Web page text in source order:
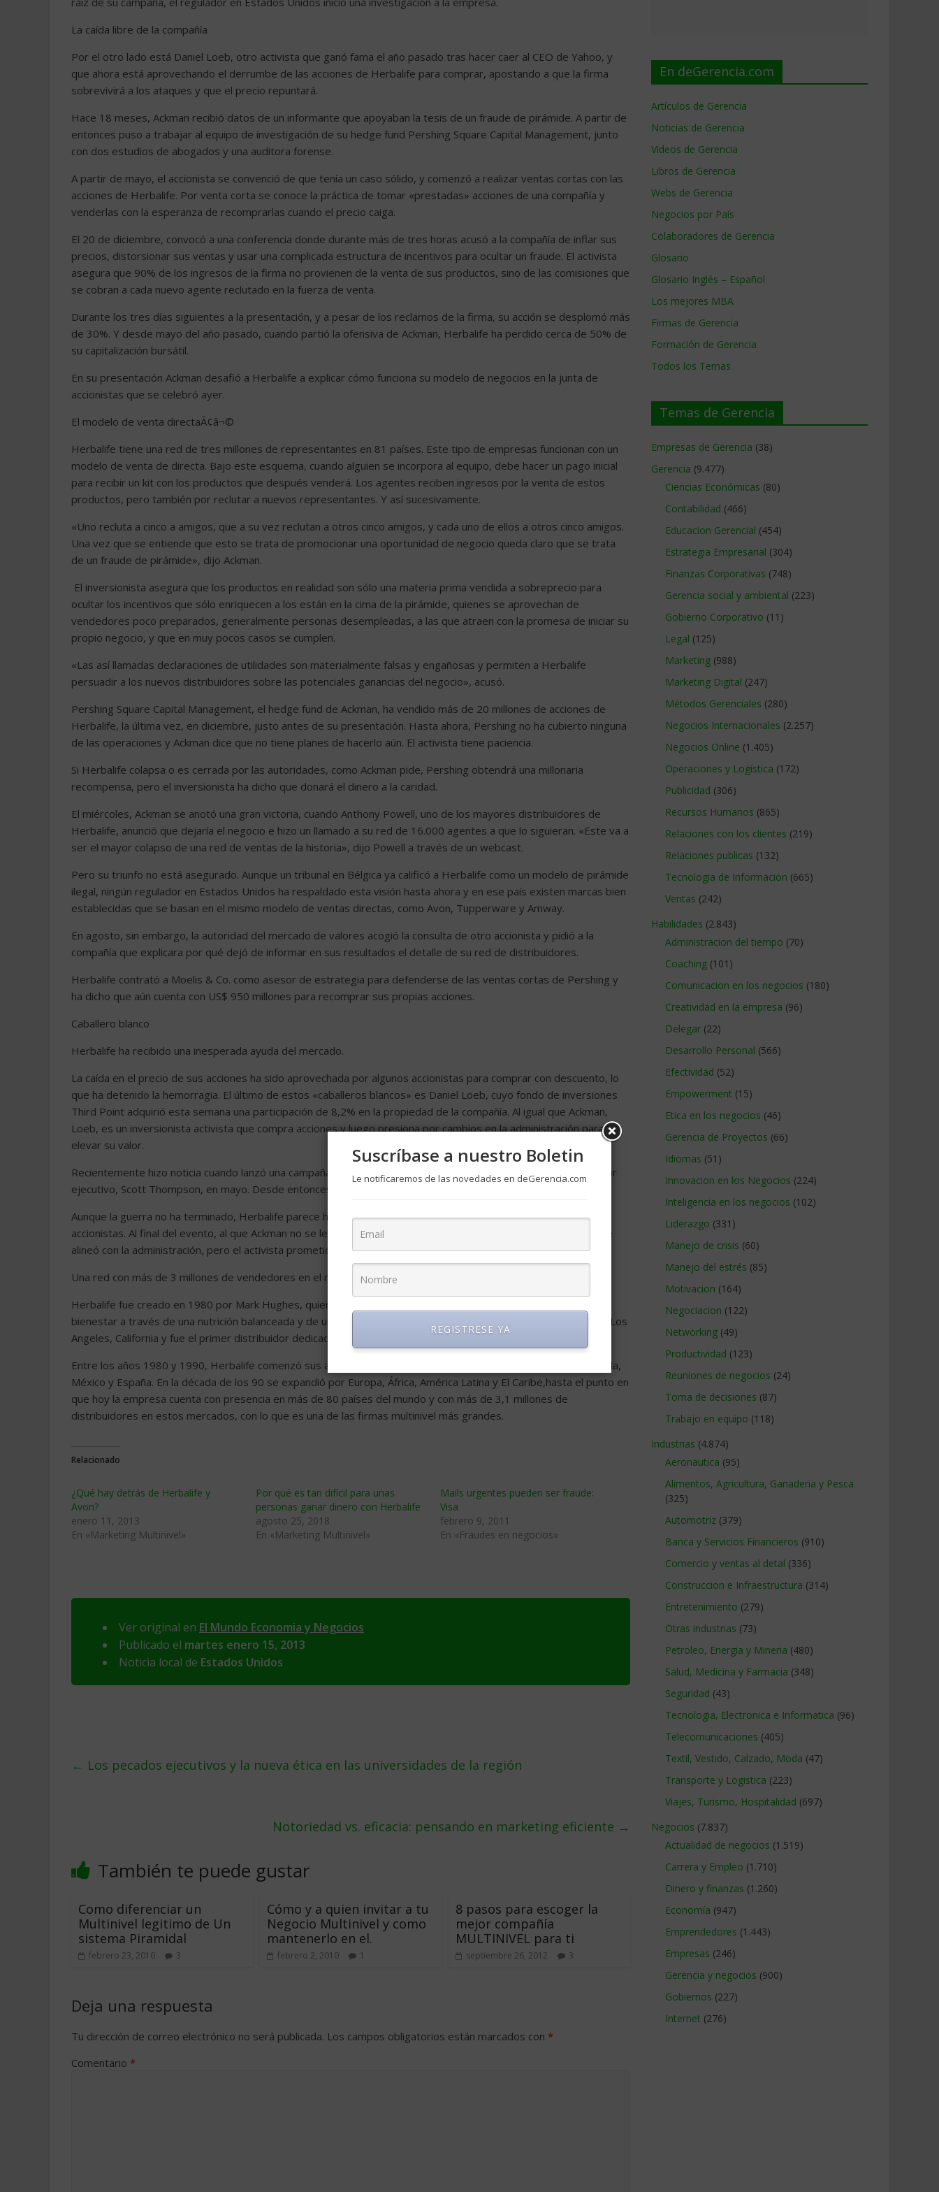
La caída libre de la compañía
Por el otro lado está Daniel Loeb, otro activista que ganó fama el año pasado tras hacer caer al CEO de Yahoo, y
que ahora está aprovechando el derrumbe de las acciones de Herbalife para comprar, apostando a que la firma
sobrevivirá a los ataques y que el precio repuntará.
Hace 18 meses, Ackman recibió datos de un informante que apoyaban la tesis de un fraude de pirámide. A partir de
entonces puso a trabajar al equipo de investigación de su hedge fund Pershing Square Capital Management, junto
con dos estudios de abogados y una auditora forense.
A partir de mayo, el accionista se convenció de que tenía un caso sólido, y comenzó a realizar ventas cortas con las
acciones de Herbalife. Por venta corta se conoce la práctica de tomar «prestadas» acciones de una compañía y
venderlas con la esperanza de recomprarlas cuando el precio caiga.
El 20 de diciembre, convocó a una conferencia donde durante más de tres horas acusó a la compañía de inflar sus
precios, distorsionar sus ventas y usar una complicada estructura de incentivos para ocultar un fraude. El activista
asegura que 90% de los ingresos de la firma no provienen de la venta de sus productos, sino de las comisiones que
se cobran a cada nuevo agente reclutado en la fuerza de venta.
Durante los tres días siguientes a la presentación, y a pesar de los reclamos de la firma, su acción se desplomó más
de 30%. Y desde mayo del año pasado, cuando partió la ofensiva de Ackman, Herbalife ha perdido cerca de 50% de
su capitalización bursátil.
En su presentación Ackman desafió a Herbalife a explicar cómo funciona su modelo de negocios en la junta de
accionistas que se celebró ayer.
El modelo de venta directaÃ¢â¬©
Herbalife tiene una red de tres millones de representantes en 81 países. Este tipo de empresas funcionan con un
modelo de venta de directa. Bajo este esquema, cuando alguien se incorpora al equipo, debe hacer un pago inicial
para recibir un kit con los productos que después venderá. Los agentes reciben ingresos por la venta de estos
productos, pero también por reclutar a nuevos representantes. Y así sucesivamente.
«Uno recluta a cinco a amigos, que a su vez reclutan a otros cinco amigos, y cada uno de ellos a otros cinco amigos.
Una vez que se entiende que esto se trata de promocionar una oportunidad de negocio queda claro que se trata
de un fraude de pirámide», dijo Ackman.
El inversionista asegura que los productos en realidad son sólo una materia prima vendida a sobreprecio para
ocultar los incentivos que sólo enriquecen a los están en la cima de la pirámide, quienes se aprovechan de
vendedores poco preparados, generalmente personas desempleadas, a las que atraen con la promesa de iniciar su
propio negocio, y que en muy pocos casos se cumplen.
«Las así llamadas declaraciones de utilidades son materialmente falsas y engañosas y permiten a Herbalife
persuadir a los nuevos distribuidores sobre las potenciales ganancias del negocio», acusó.
Pershing Square Capital Management, el hedge fund de Ackman, ha vendido más de 20 millones de acciones de
Herbalife, la última vez, en diciembre, justo antes de su presentación. Hasta ahora, Pershing no ha cubierto ninguna
de las operaciones y Ackman dice que no tiene planes de hacerlo aún. El activista tiene paciencia.
Si Herbalife colapsa o es cerrada por las autoridades, como Ackman pide, Pershing obtendrá una millonaria
recompensa, pero el inversionista ha dicho que donará el dinero a la caridad.
El miércoles, Ackman se anotó una gran victoria, cuando Anthony Powell, uno de los mayores distribuidores de
Herbalife, anunció que dejaría el negocio e hizo un llamado a su red de 16.000 agentes a que lo siguieran. «Este va a
ser el mayor colapso de una red de ventas de la historia», dijo Powell a través de un webcast.
Pero su triunfo no está asegurado. Aunque un tribunal en Bélgica ya calificó a Herbalife como un modelo de pirámide
ilegal, ningún regulador en Estados Unidos ha respaldado esta visión hasta ahora y en ese país existen marcas bien
establecidas que se basan en el mismo modelo de ventas directas, como Avon, Tupperware y Amway.
En agosto, sin embargo, la autoridad del mercado de valores acogió la consulta de otro accionista y pidió a la
compañía que explicara por qué dejó de informar en sus resultados el detalle de su red de distribuidores.
Herbalife contrató a Moelis & Co. como asesor de estrategia para defenderse de las ventas cortas de Pershing y
ha dicho que aún cuenta con US$ 950 millones para recomprar sus propias acciones.
Caballero blanco
Herbalife ha recibido una inesperada ayuda del mercado.
La caída en el precio de sus acciones ha sido aprovechada por algunos accionistas para comprar con descuento, lo
que ha detenido la hemorragia. El último de estos «caballeros blancos» es Daniel Loeb, cuyo fondo de inversiones
Third Point adquirió esta semana una participación de 8,2% en la propiedad de la compañía. Al igual que Ackman,
Loeb, es un inversionista activista que compra acciones y luego presiona por cambios en la administración para
elevar su valor.
Recientemente hizo noticia cuando lanzó una campaña contra Yahoo que finalmente llevó a la salida de su director
ejecutivo, Scott Thompson, en mayo. Desde entonces, la acción de la firma de Internet ha subido casi 30%.
Aunque la guerra no ha terminado, Herbalife parece haber ganado al menos la batalla del jueves en la junta de
accionistas. Al final del evento, al que Ackman no se le permitió ingresar, la mayoría de los grandes accionistas se
alineó con la administración, pero el activista prometió que no se rendirá.
Una red con más de 3 millones de vendedores en el mundo
Herbalife fue creado en 1980 por Mark Hughes, quien tenía como sueño ayudar a las personas a mejorar su
bienestar a través de una nutrición balanceada y de una oportunidad de negocio accesible. Fundóla compañía en Los
Angeles, California y fue el primer distribuidor dedicado a la venta de sus productos nutricionales.
Entre los años 1980 y 1990, Herbalife comenzó sus actividades en Canadá, Australia, Reino Unido, Nueva Zelanda,
México y España. En la década de los 90 se expandió por Europa, África, América Latina y El Caribe,hasta el punto en
que hoy la empresa cuenta con presencia en más de 80 países del mundo y con más de 3,1 millones de
distribuidores en estos mercados, con lo que es una de las firmas multinivel más grandes.
Relacionado
¿Qué hay detrás de Herbalife y
Avon?
enero 11, 2013
En «Marketing Multinivel»
Por qué es tan difícil para unas
personas ganar dinero con Herbalife
agosto 25, 2018
En «Marketing Multinivel»
Mails urgentes pueden ser fraude:
Visa
febrero 9, 2011
En «Fraudes en negocios»
Ver original en El Mundo Economia y Negocios
Publicado el martes enero 15, 2013
Noticia local de Estados Unidos
← Los pecados ejecutivos y la nueva ética en las universidades de la región
Notoriedad vs. eficacia: pensando en marketing eficiente →
También te puede gustar
Como diferenciar un
Multinivel legitimo de Un
sistema Piramidal
febrero 23, 2010 3
Cómo y a quien invitar a tu
Negocio Multinivel y como
mantenerlo en el.
febrero 2, 2010 1
8 pasos para escoger la
mejor compañía
MULTINIVEL para ti
septiembre 26, 2012 3
Deja una respuesta
Tu dirección de correo electrónico no será publicada. Los campos obligatorios están marcados con *
Comentario *
En deGerencia.com
Artículos de Gerencia
Noticias de Gerencia
Videos de Gerencia
Libros de Gerencia
Webs de Gerencia
Negocios por País
Colaboradores de Gerencia
Glosario
Glosario Inglés – Español
Los mejores MBA
Firmas de Gerencia
Formación de Gerencia
Todos los Temas
Temas de Gerencia
Empresas de Gerencia (38)
Gerencia (9.477)
Ciencias Económicas (80)
Contabilidad (466)
Educacion Gerencial (454)
Estrategia Empresarial (304)
Finanzas Corporativas (748)
Gerencia social y ambiental (223)
Gobierno Corporativo (11)
Legal (125)
Marketing (988)
Marketing Digital (247)
Métodos Gerenciales (280)
Negocios Internacionales (2.257)
Negocios Online (1.405)
Operaciones y Logística (172)
Publicidad (306)
Recursos Humanos (865)
Relaciones con los clientes (219)
Relaciones publicas (132)
Tecnologia de Informacion (665)
Ventas (242)
Habilidades (2.843)
Administracion del tiempo (70)
Coaching (101)
Comunicacion en los negocios (180)
Creatividad en la empresa (96)
Delegar (22)
Desarrollo Personal (566)
Efectividad (52)
Empowerment (15)
Etica en los negocios (46)
Gerencia de Proyectos (66)
Idiomas (51)
Innovacion en los Negocios (224)
Inteligencia en los negocios (102)
Liderazgo (331)
Manejo de crisis (60)
Manejo del estrés (85)
Motivacion (164)
Negociacion (122)
Networking (49)
Productividad (123)
Reuniones de negocios (24)
Toma de decisiones (87)
Trabajo en equipo (118)
Industrias (4.874)
Aeronautica (95)
Alimentos, Agricultura, Ganaderia y Pesca
(325)
Automotriz (379)
Banca y Servicios Financieros (910)
Comercio y ventas al detal (336)
Construccion e Infraestructura (314)
Entretenimiento (279)
Otras industrias (73)
Petroleo, Energia y Mineria (480)
Salud, Medicina y Farmacia (348)
Seguridad (43)
Tecnologia, Electronica e Informatica (96)
Telecomunicaciones (405)
Textil, Vestido, Calzado, Moda (47)
Transporte y Logistica (223)
Viajes, Turismo, Hospitalidad (697)
Negocios (7.837)
Actualidad de negocios (1.519)
Carrera y Empleo (1.710)
Dinero y finanzas (1.260)
Economía (947)
Emprendedores (1.443)
Empresas (246)
Gerencia y negocios (900)
Gobiernos (227)
Internet (276)
Suscríbase a nuestro Boletin
Le notificaremos de las novedades en deGerencia.com
REGISTRESE YA